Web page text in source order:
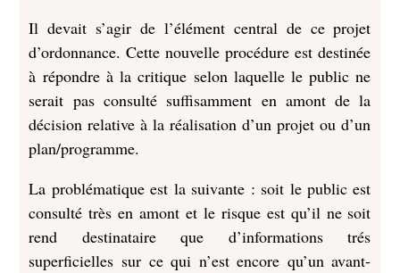
Il devait s’agir de l’élément central de ce projet
d’ordonnance. Cette nouvelle procédure est destinée
à répondre à la critique selon laquelle le public ne
serait pas consulté suffisamment en amont de la
décision relative à la réalisation d’un projet ou d’un
plan/programme.
La problématique est la suivante : soit le public est
consulté très en amont et le risque est qu’il ne soit
rend destinataire que d’informations trés
superficielles sur ce qui n’est encore qu’un avant-